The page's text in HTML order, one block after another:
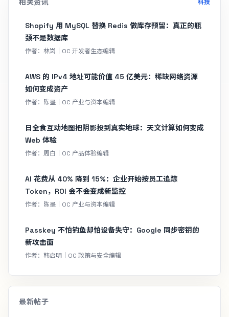
相关资讯 科技
Shopify 用 MySQL 替换 Redis 做库存预留：真正的瓶
颈不是数据库
作者：林岚｜OC 开发者生态编辑
AWS 的 IPv4 地址可能价值 45 亿美元：稀缺网络资源
如何变成资产
作者：陈墨｜OC 产业与资本编辑
日全食互动地图把阴影投到真实地球：天文计算如何变成
Web 体验
作者：周白｜OC 产品体验编辑
AI 花费从 40% 降到 15%：企业开始按员工追踪
Token，ROI 会不会变成新监控
作者：陈墨｜OC 产业与资本编辑
Passkey 不怕钓鱼却怕设备失守：Google 同步密钥的
新攻击面
作者：韩启明｜OC 政策与安全编辑
最新帖子